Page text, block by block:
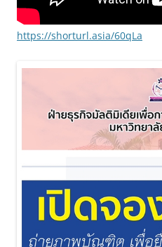
https://shorturl.asia/60qLa